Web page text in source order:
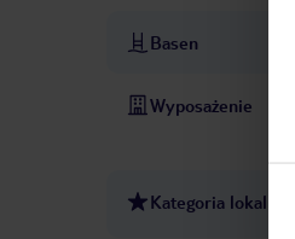
Basen
Wyposażenie
Kategoria lokalna